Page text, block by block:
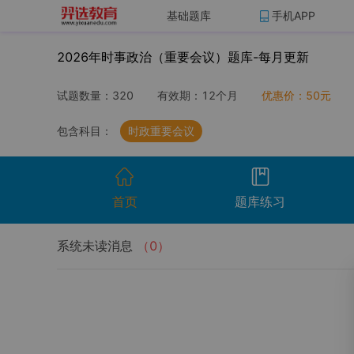
基础题库 手机APP
2026年时事政治（重要会议）题库-每月更新
试题数量： 320 有效期： 12个月 优惠价： 50元
包含科目： 时政重要会议
首页 题库练习
系统未读消息 （0）